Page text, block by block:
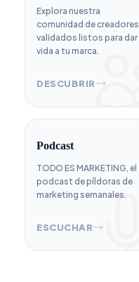
Explora nuestra
comunidad de creadores
validados listos para dar
vida a tu marca.
DESCUBRIR
Podcast
TODO ES MARKETING, el
podcast de píldoras de
marketing semanales.
ESCUCHAR